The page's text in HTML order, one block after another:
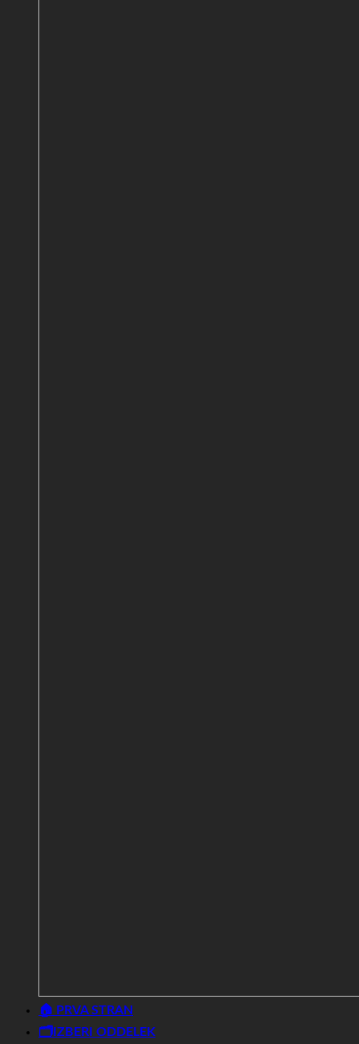
🏠 PRVA STRAN
🗂️IZBERI ODDELEK